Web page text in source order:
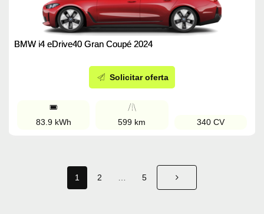
BMW i4 eDrive40 Gran Coupé 2024
Solicitar oferta
83.9 kWh 599 km 340 CV
1 2 … 5